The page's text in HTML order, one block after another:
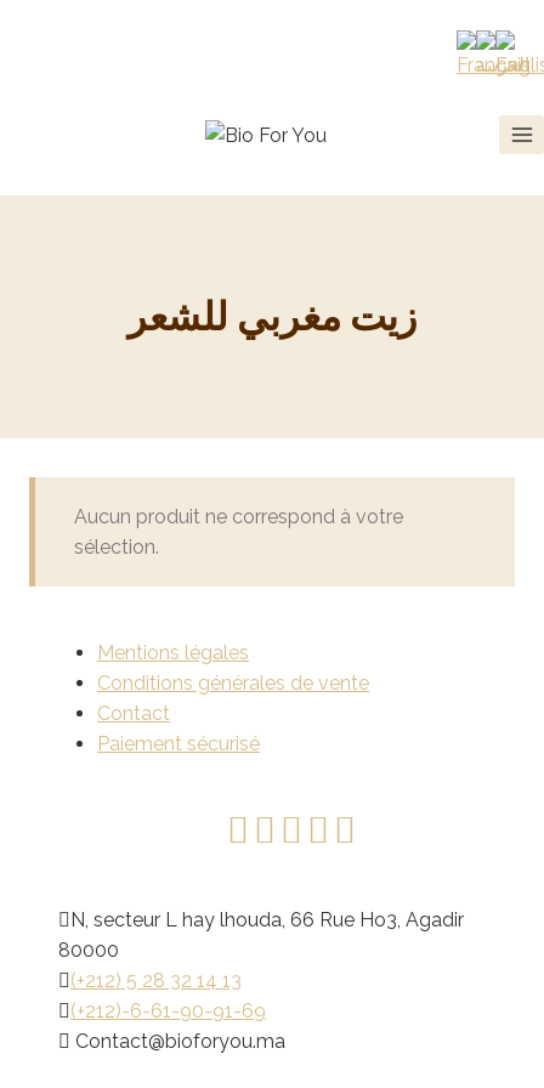
زيت مغربي للشعر
Aucun produit ne correspond à votre
sélection.
Mentions légales
Conditions générales de vente
Contact
Paiement sécurisé
N, secteur L hay lhouda, 66 Rue Ho3, Agadir
80000
(+212) 5 28 32 14 13
(+212)-6-61-90-91-69
am.uoyrofoib
@tcatnoC